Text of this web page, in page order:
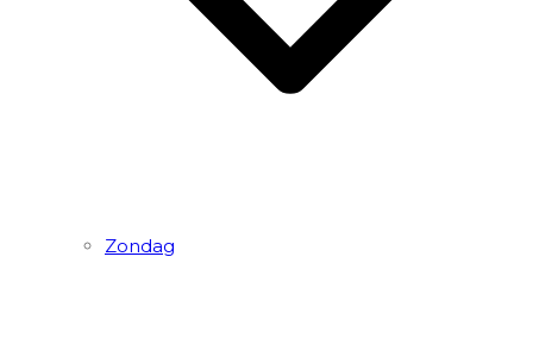
Zondag